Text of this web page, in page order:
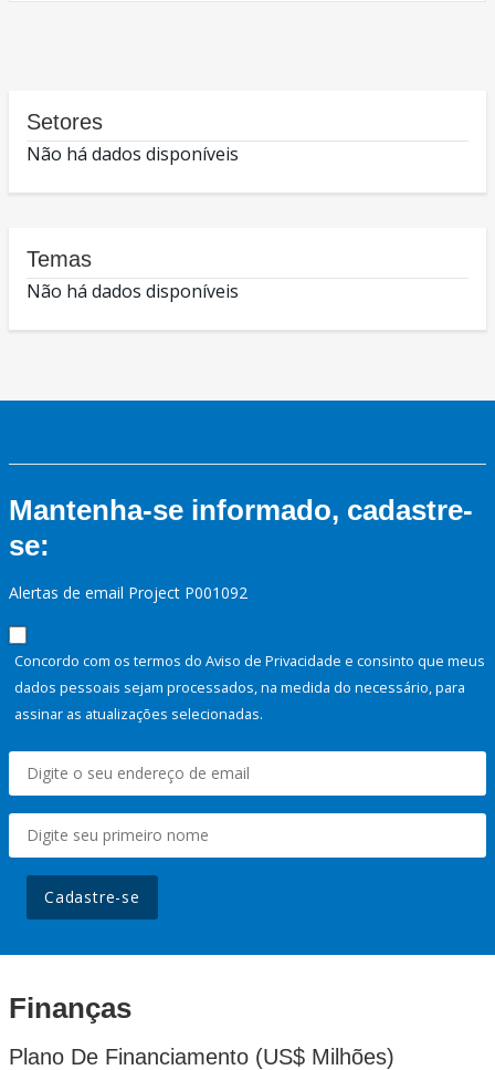
Setores
Não há dados disponíveis
Temas
Não há dados disponíveis
Mantenha-se informado, cadastre-
se:
Alertas de email Project P001092
Concordo com os termos do Aviso de Privacidade e consinto que meus
dados pessoais sejam processados, na medida do necessário, para
assinar as atualizações selecionadas.
Cadastre-se
Finanças
Plano De Financiamento (US$ Milhões)